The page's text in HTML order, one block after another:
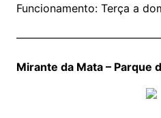
Funcionamento: Terça a
Mirante da Mata – Parque